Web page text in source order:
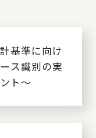
基準に向け
ス識別の実
ト～